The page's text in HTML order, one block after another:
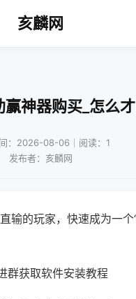
亥麟网
神器购买_怎么
：2026-08-06｜阅读：1
发布者：亥麟网
输的玩家，快速成为一
群获取软件安装教程